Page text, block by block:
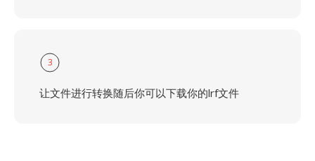
3
让文件进行转换随后你可以下载你的lrf文件